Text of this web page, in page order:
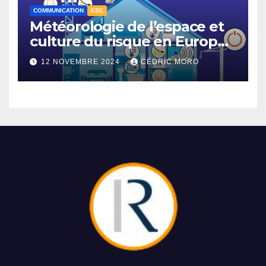
COMMUNICATION ESE
Météorologie de l’espace et
culture du risque en Europe –
3-112 NOVEMBRE 2024 CÉDRIC MORO